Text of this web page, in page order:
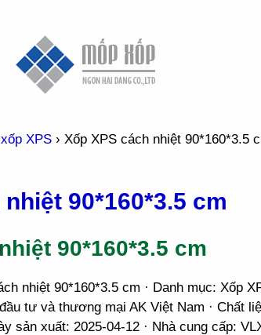
XPS› Xốp XPS cách nhiệt 90*160*3.5
90*160*3.5 cm
90*160*3.5 cm
nhiệt 90*160*3.5 cm · Danh mục: Xốp
tư và thương mại AK Việt Nam · Chất
sản xuất: 2025-04-12 · Nhà cung cấp: